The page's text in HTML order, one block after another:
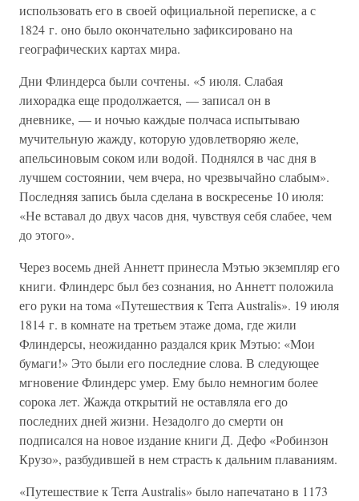
использовать его в своей официальной переписке, а с
1824 г. оно было окончательно зафиксировано на
географических картах мира.
Дни Флиндерса были сочтены. «5 июля. Слабая
лихорадка еще продолжается, — записал он в
дневнике, — и ночью каждые полчаса испытываю
мучительную жажду, которую удовлетворяю желе,
апельсиновым соком или водой. Поднялся в час дня в
лучшем состоянии, чем вчера, но чрезвычайно слабым».
Последняя запись была сделана в воскресенье 10 июля:
«Не вставал до двух часов дня, чувствуя себя слабее, чем
до этого».
Через восемь дней Аннетт принесла Мэтью экземпляр его
книги. Флиндерс был без сознания, но Аннетт положила
его руки на тома «Путешествия к Terra Australis». 19 июля
1814 г. в комнате на третьем этаже дома, где жили
Флиндерсы, неожиданно раздался крик Мэтью: «Мои
бумаги!» Это были его последние слова. В следующее
мгновение Флиндерс умер. Ему было немногим более
сорока лет. Жажда открытий не оставляла его до
последних дней жизни. Незадолго до смерти он
подписался на новое издание книги Д. Дефо «Робинзон
Крузо», разбудившей в нем страсть к дальним плаваниям.
«Путешествие к Terra Australis» было напечатано в 1173